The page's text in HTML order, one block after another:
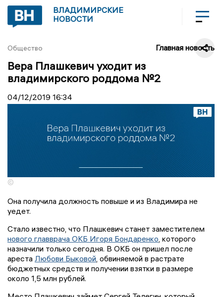
ВЛАДИМИРСКИЕ
НОВОСТИ
Общество Главная новость
Вера Плашкевич уходит из
владимирского роддома №2
04/12/2019 16:34
©
Она получила должность повыше и из Владимира не
уедет.
Стало известно, что Плашкевич станет заместителем
нового главврача ОКБ Игоря Бондаренко, которого
назначили только сегодня. В ОКБ он пришел после
ареста Любови Быковой, обвиняемой в растрате
бюджетных средств и получении взятки в размере
около 1,5 млн рублей.